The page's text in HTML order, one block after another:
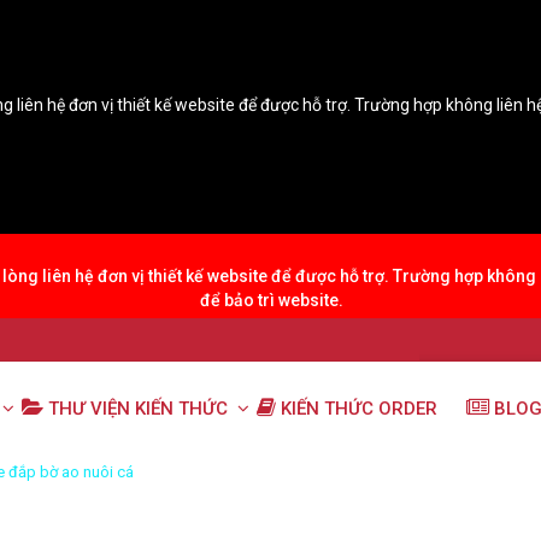
hệ đơn vị thiết kế website để được hỗ trợ. Trường hợp không liên
liên hệ đơn vị thiết kế website để được hỗ trợ. Trường hợp
để bảo trì website.
THƯ VIỆN KIẾN THỨC KIẾN THỨC ORDER
đắp bờ ao nuôi cá